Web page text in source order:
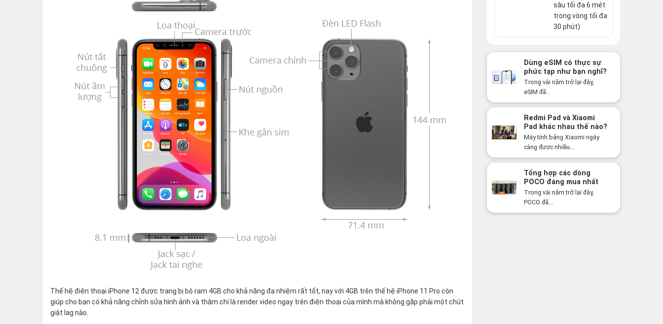
Thế hệ điện thoại iPhone 12 được trang bị bộ ram 4GB cho khả năng đa nhiệm rất tốt, nay với 4GB trên thế hệ iPhone 11 Pro còn
giúp cho bạn có khả năng chỉnh sửa hình ảnh và thậm chí là render video ngay trên điện thoại của mình mà không gặp phải một chút
giật lag nào.
sâu tối đa 6 mét
trong vòng tối đa
30 phút)
Dùng eSIM có thực sự
phức tạp như bạn nghĩ?
Sự thật có thể khiến
bạn bất ngờ!
Trong vài năm trở lại đây,
eSIM đã...
Redmi Pad và Xiaomi
Pad khác nhau thế nào?
Nên mua dòng nào năm
2026?
Máy tính bảng Xiaomi ngày
càng được nhiều...
Tổng hợp các dòng
POCO đáng mua nhất
năm 2026: Hiệu năng
mạnh, giá cực tốt
Trong vài năm trở lại đây,
POCO đã...